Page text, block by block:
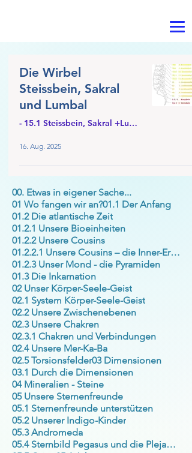
Die Wirbel
Steissbein, Sakral
und Lumbal
- 15.1 Steissbein, Sakral +Lumbal
16. Aug. 2025
00. Etwas in eigener Sache...
01 Wo fangen wir an?01.1 Der Anfang
01.2 Die atlantische Zeit
01.2.1 Unsere Bioeinheiten
01.2.2 Unsere Cousins
01.2.2.1 Unsere Cousins – die Inner-Erde
01.2.3 Unser Mond - die Pyramiden
01.3 Die Inkarnation
02 Unser Körper-Seele-Geist
02.1 System Körper-Seele-Geist
02.2 Unsere Zwischenebenen
02.3 Unsere Chakren
02.3.1 Chakren und Verbindungen
02.4 Unsere Mer-Ka-Ba
02.5 Torsionsfelder03 Dimensionen
03.1 Durch die Dimensionen
04 Mineralien - Steine
05 Unsere Sternenfreunde
05.1 Sternenfreunde unterstützen
05.2 Unserer Indigo-Kinder
05.3 Andromeda
05.4 Sternbild Pegasus und die Plejaden